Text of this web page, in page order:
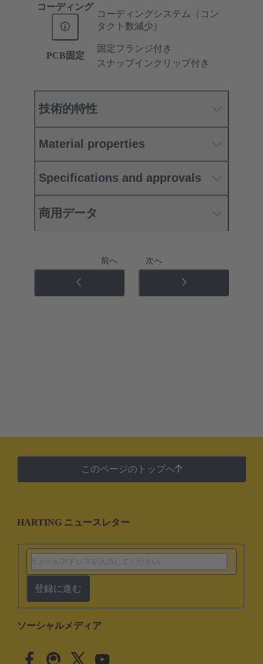
コーディング
コーディングシステム（コン
タクト数減少）
PCB固定
固定フランジ付き
スナップインクリップ付き
技術的特性
Material properties
Specifications and approvals
商用データ
前へ 次へ
このページのトップへ
HARTING ニュースレター
登録に進む
ソーシャルメディア